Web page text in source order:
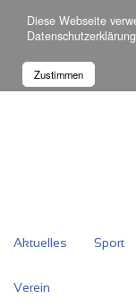
Diese Webseite
Datenschutzerklärung
Zustimmen
Aktuelles Sport
Verein